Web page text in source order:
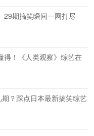
29期搞笑瞬间一网打尽
得！《人类观察》综艺在
期？踩点日本最新搞笑综艺